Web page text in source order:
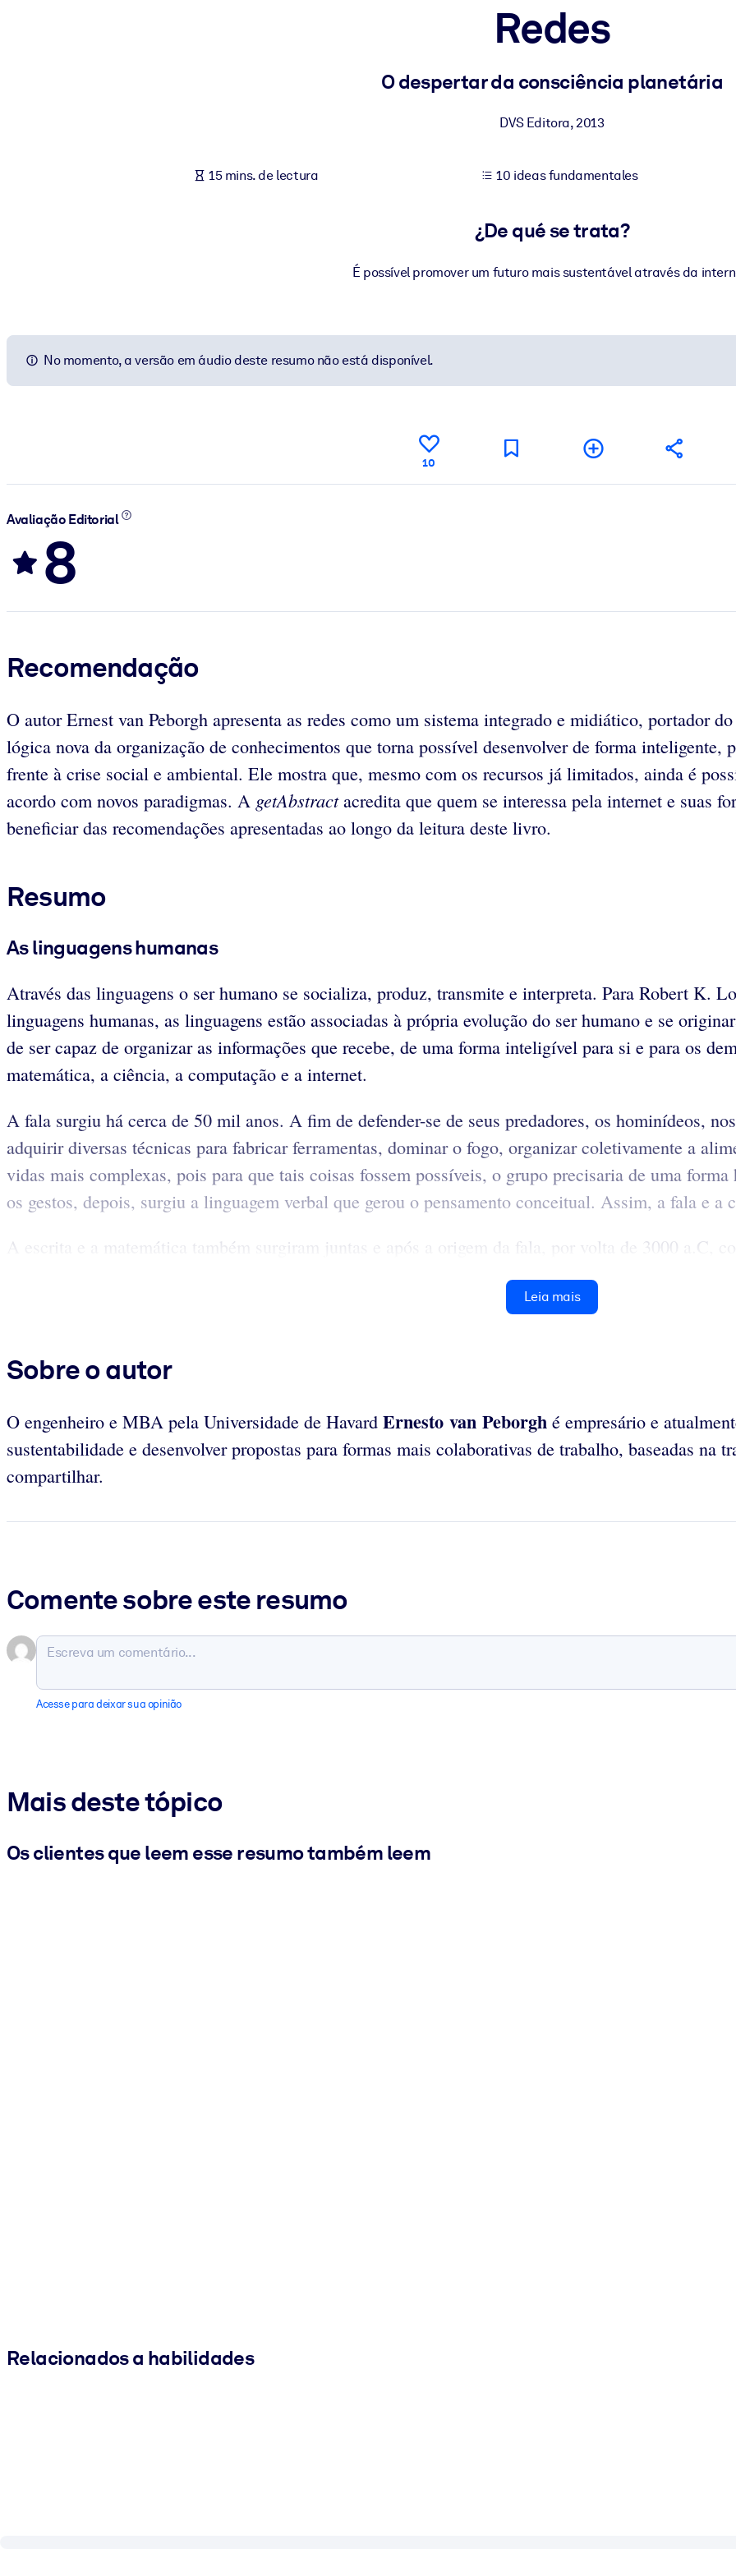
Enriquezca su biblioteca corporativa con conocimientos empresariales confiables y listos para usar.
Alimente sus sistemas de IA con conocimientos fiables y estructurados para mejorar los resultados.
Redes
O despertar da consciência planetária
DVS Editora,2013
15 mins. de lectura 10 ideas fundamentales
¿De qué se trata?
É possível promover um futuro mais sustentável através da
No momento, a versão em áudio deste resumo não está disponível.
10
Avaliação Editorial
8
Recomendação
O autor Ernest van Peborgh apresenta as redes como um sistema integrado e midiático, portador
lógica nova da organização de conhecimentos que torna possível desenvolver de forma inteligente,
frente à crise social e ambiental. Ele mostra que, mesmo com os recursos já limitados, ainda é
acordo com novos paradigmas. A getAbstractacredita que quem se interessa pela internet e suas
beneficiar das recomendações apresentadas ao longo da leitura deste livro.
Resumo
As linguagens humanas
Através das linguagens o ser humano se socializa, produz, transmite e interpreta. Para Robert K.
linguagens humanas, as linguagens estão associadas à própria evolução do ser humano e se
de ser capaz de organizar as informações que recebe, de uma forma inteligível para si e para os
matemática, a ciência, a computação e a internet.
A fala surgiu há cerca de 50 mil anos. A fim de defender-se de seus predadores, os hominídeos,
adquirir diversas técnicas para fabricar ferramentas, dominar o fogo, organizar coletivamente a
vidas mais complexas, pois para que tais coisas fossem possíveis, o grupo precisaria de uma
os gestos, depois, surgiu a linguagem verbal que gerou o pensamento conceitual. Assim, a fala e a
A escrita e a matemática também surgiram juntas e após a origem da fala, por volta de 3000 a.C,
Leia mais
Sobre o autor
O engenheiro e MBA pela Universidade de Havard Ernesto van Peborgh é empresário e
sustentabilidade e desenvolver propostas para formas mais colaborativas de trabalho, baseadas na
compartilhar.
Comente sobre este resumo
Acesse para deixar sua opinião
Mais deste tópico
Os clientes que leem esse resumo também leem
Relacionados a habilidades